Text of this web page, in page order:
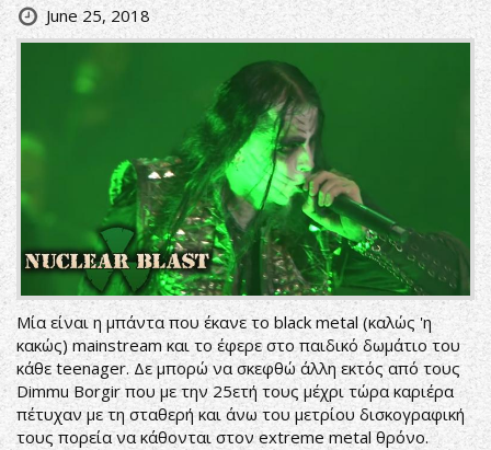
June 25, 2018
Μία είναι η μπάντα που έκανε το black metal (καλώς 'η
κακώς) mainstream και το έφερε στο παιδικό δωμάτιο του
κάθε teenager. Δε μπορώ να σκεφθώ άλλη εκτός από τους
Dimmu Borgir που με την 25ετή τους μέχρι τώρα καριέρα
πέτυχαν με τη σταθερή και άνω του μετρίου δισκογραφική
τους πορεία να κάθονται στον extreme metal θρόνο.